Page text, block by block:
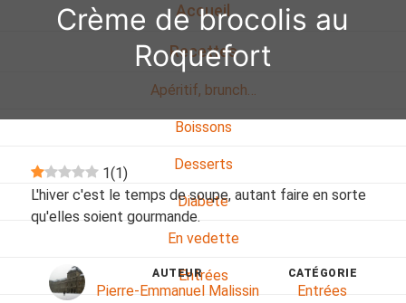
Accueil
Recettes
Apéritif, brunch…
Boissons
Desserts
Diabete
En vedette
Entrées
Crème de brocolis au
Roquefort
1(1)
L'hiver c'est le temps de soupe, autant faire en sorte
qu'elles soient gourmande.
AUTEUR
Pierre-Emmanuel Malissin
CATÉGORIE
Entrées